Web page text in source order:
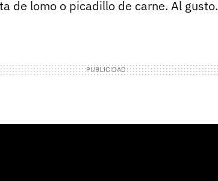
de lomo o picadillo de carne. Al gusto.